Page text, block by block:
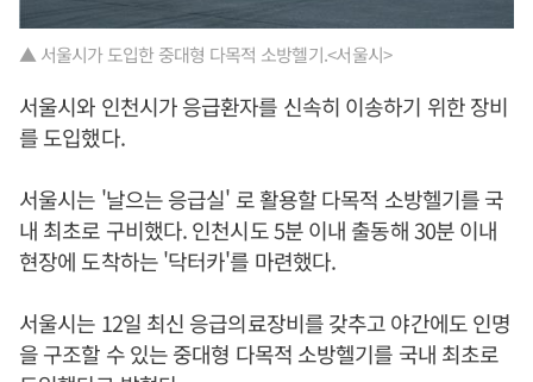
▲ 서울시가 도입한 중대형 다목적 소방헬기.<서울시>
서울시와 인천시가 응급환자를 신속히 이송하기 위한 장비
를 도입했다.
서울시는 '날으는 응급실' 로 활용할 다목적 소방헬기를 국
내 최초로 구비했다. 인천시도 5분 이내 출동해 30분 이내
현장에 도착하는 '닥터카'를 마련했다.
서울시는 12일 최신 응급의료장비를 갖추고 야간에도 인명
을 구조할 수 있는 중대형 다목적 소방헬기를 국내 최초로